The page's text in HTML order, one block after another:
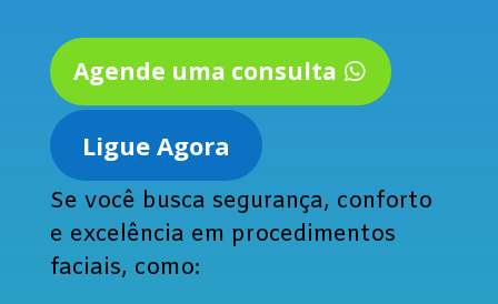
Agende uma consulta
Ligue Agora
Se você busca segurança, conforto
e excelência em procedimentos
faciais, como: